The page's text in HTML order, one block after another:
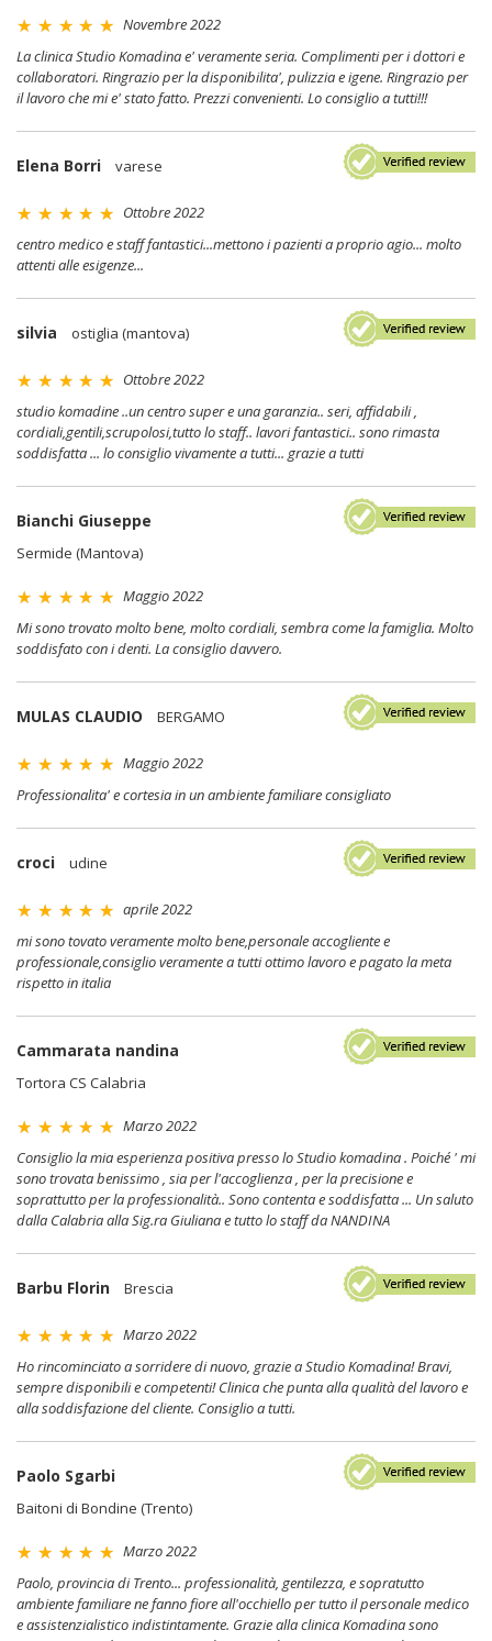
Novembre 2022
La clinica Studio Komadina e' veramente seria. Complimenti per i dottori e
collaboratori. Ringrazio per la disponibilita', pulizzia e igene. Ringrazio per
il lavoro che mi e' stato fatto. Prezzi convenienti. Lo consiglio a tutti!!!
Elena Borri varese
Ottobre 2022
centro medico e staff fantastici...mettono i pazienti a proprio agio... molto
attenti alle esigenze...
silvia ostiglia (mantova)
Ottobre 2022
studio komadine ..un centro super e una garanzia.. seri, affidabili ,
cordiali,gentili,scrupolosi,tutto lo staff.. lavori fantastici.. sono rimasta
soddisfatta ... lo consiglio vivamente a tutti... grazie a tutti
Bianchi Giuseppe
Sermide (Mantova)
Maggio 2022
Mi sono trovato molto bene, molto cordiali, sembra come la famiglia. Molto
soddisfato con i denti. La consiglio davvero.
MULAS CLAUDIO BERGAMO
Maggio 2022
Professionalita' e cortesia in un ambiente familiare consigliato
croci udine
aprile 2022
mi sono tovato veramente molto bene,personale accogliente e
professionale,consiglio veramente a tutti ottimo lavoro e pagato la meta
rispetto in italia
Cammarata nandina
Tortora CS Calabria
Marzo 2022
Consiglio la mia esperienza positiva presso lo Studio komadina . Poiché ' mi
sono trovata benissimo , sia per l'accoglienza , per la precisione e
soprattutto per la professionalità.. Sono contenta e soddisfatta ... Un saluto
dalla Calabria alla Sig.ra Giuliana e tutto lo staff da NANDINA
Barbu Florin Brescia
Marzo 2022
Ho rincominciato a sorridere di nuovo, grazie a Studio Komadina! Bravi,
sempre disponibili e competenti! Clinica che punta alla qualità del lavoro e
alla soddisfazione del cliente. Consiglio a tutti.
Paolo Sgarbi
Baitoni di Bondine (Trento)
Marzo 2022
Paolo, provincia di Trento... professionalità, gentilezza, e sopratutto
ambiente familiare ne fanno fiore all'occhiello per tutto il personale medico
e assistenzialistico indistintamente. Grazie alla clinica Komadina sono